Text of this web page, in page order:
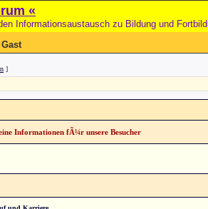
«
Informationsaustausch zu Bildung und
]
Informationen fÃ¼r unsere Besucher